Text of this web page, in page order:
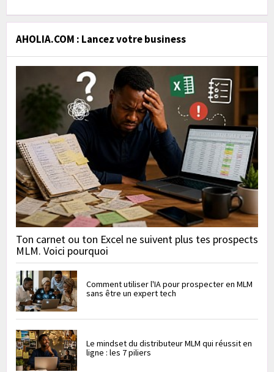
AHOLIA.COM : Lancez votre business
Ton carnet ou ton Excel ne suivent plus tes prospects
MLM. Voici pourquoi
Comment utiliser l'IA pour prospecter en MLM
sans être un expert tech
Le mindset du distributeur MLM qui réussit en
ligne : les 7 piliers